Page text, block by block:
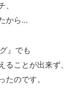
から…
』でも
ことが出来ず、
のです。